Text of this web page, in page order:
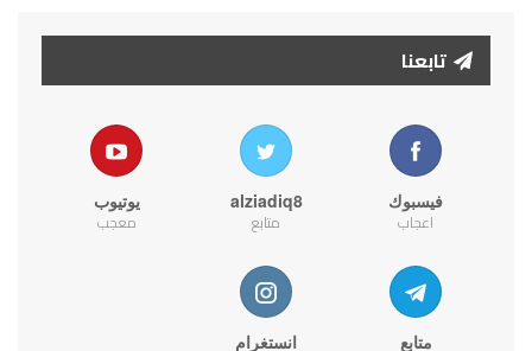
تابعنا
فيسبوك
اعجاب
alziadiq8
متابع
يوتيوب
معجب
متابع انستغرام